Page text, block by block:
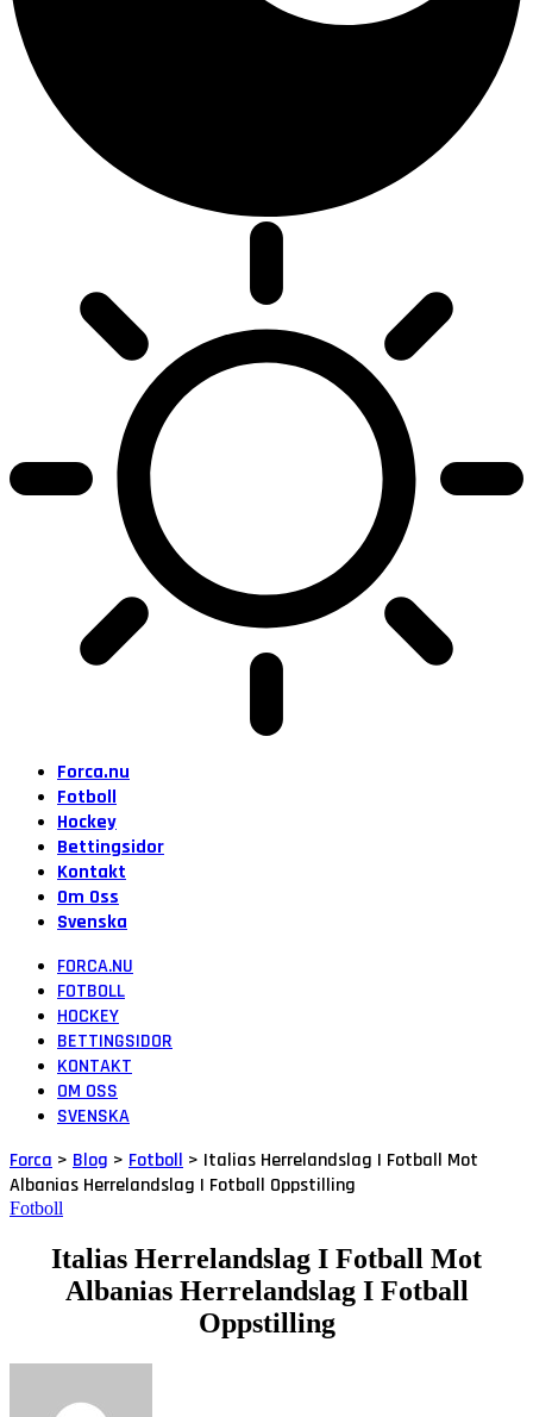
Forca.nu
Fotboll
Hockey
Bettingsidor
Kontakt
Om Oss
Svenska
FORCA.NU
FOTBOLL
HOCKEY
BETTINGSIDOR
KONTAKT
OM OSS
SVENSKA
Forca > Blog > Fotboll > Italias Herrelandslag I Fotball Mot
Albanias Herrelandslag I Fotball Oppstilling
Fotboll
Italias Herrelandslag I Fotball Mot
Albanias Herrelandslag I Fotball
Oppstilling